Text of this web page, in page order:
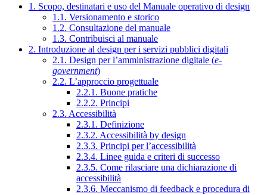
1. Scopo, destinatari e uso del Manuale operativo di design
1.1. Versionamento e storico
1.2. Consultazione del manuale
1.3. Contribuisci al manuale
2. Introduzione al design per i servizi pubblici digitali
2.1. Design per l’amministrazione digitale (e-
government)
2.2. L’approccio progettuale
2.2.1. Buone pratiche
2.2.2. Principi
2.3. Accessibilità
2.3.1. Definizione
2.3.2. Accessibilità by design
2.3.3. Principi per l’accessibilità
2.3.4. Linee guida e criteri di successo
2.3.5. Come rilasciare una dichiarazione di
accessibilità
2.3.6. Meccanismo di feedback e procedura di